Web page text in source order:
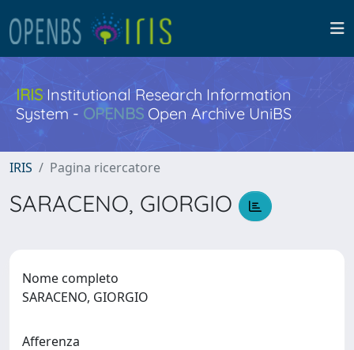
IRISInstitutional Research Information
System - OPENBS Open Archive UniBS
IRIS Pagina ricercatore
SARACENO, GIORGIO
Nome completo
SARACENO, GIORGIO
Afferenza